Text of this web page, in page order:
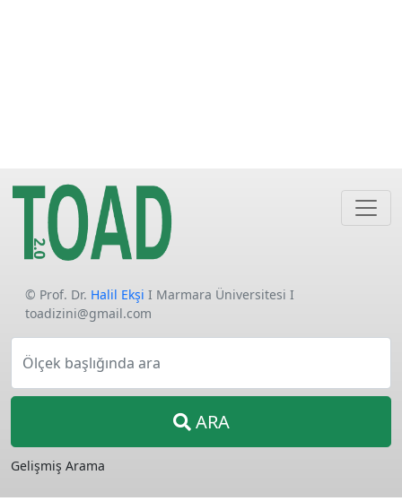
© Prof. Dr. Halil Ekşi I Marmara Üniversitesi I
toadizini@gmail.com
Ölçek başlığında ara
ARA
Gelişmiş Arama